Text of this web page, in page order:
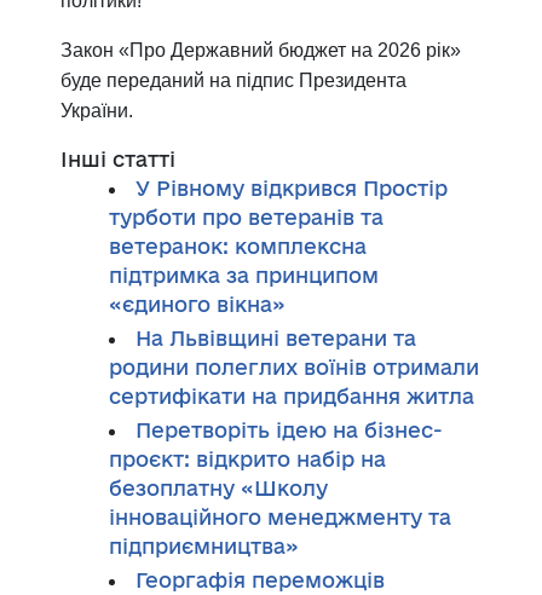
Закон «Про Державний бюджет на 2026 рік»
буде переданий на підпис Президента
України.
Інші статті
У Рівному відкрився Простір
турботи про ветеранів та
ветеранок: комплексна
підтримка за принципом
«єдиного вікна»
На Львівщині ветерани та
родини полеглих воїнів отримали
сертифікати на придбання житла
Перетворіть ідею на бізнес-
проєкт: відкрито набір на
безоплатну «Школу
інноваційного менеджменту та
підприємництва»
Георгафія переможців